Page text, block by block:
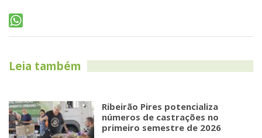
Leia também
Ribeirão Pires potencializa
números de castrações no
primeiro semestre de 2026